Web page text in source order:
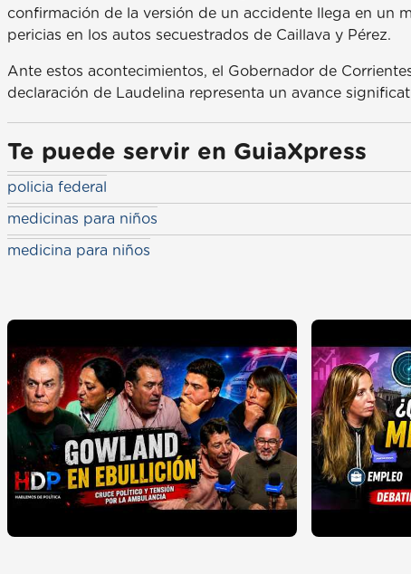
confirmación de la versión de un accidente llega en un
pericias en los autos secuestrados de Caillava y Pérez.
Ante estos acontecimientos, el Gobernador de
declaración de Laudelina representa un avance
Te puede servir en GuiaXpress
policia federal
medicinas para niños
medicina para niños